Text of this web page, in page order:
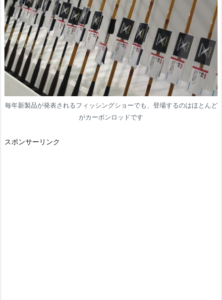
毎年新製品が発表されるフィッシングショーでも、登場するのはほとんど
がカーボンロッドです
スポンサーリンク